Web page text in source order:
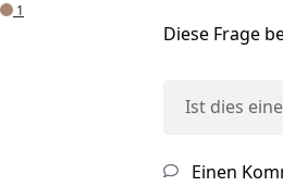
1
Diese Frage
Ist dies
Einen